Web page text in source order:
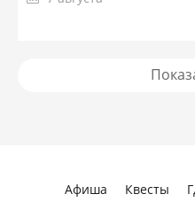
Афиша Квесты